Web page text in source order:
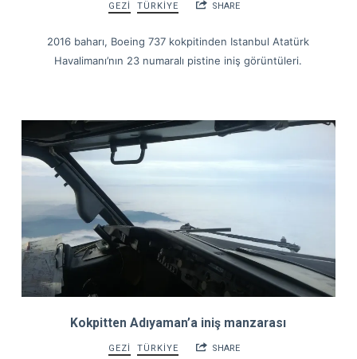
GEZİ TÜRKİYE SHARE
2016 baharı, Boeing 737 kokpitinden Istanbul Atatürk
Havalimanı’nın 23 numaralı pistine iniş görüntüleri.
Kokpitten Adıyaman’a iniş manzarası
GEZİ TÜRKİYE SHARE